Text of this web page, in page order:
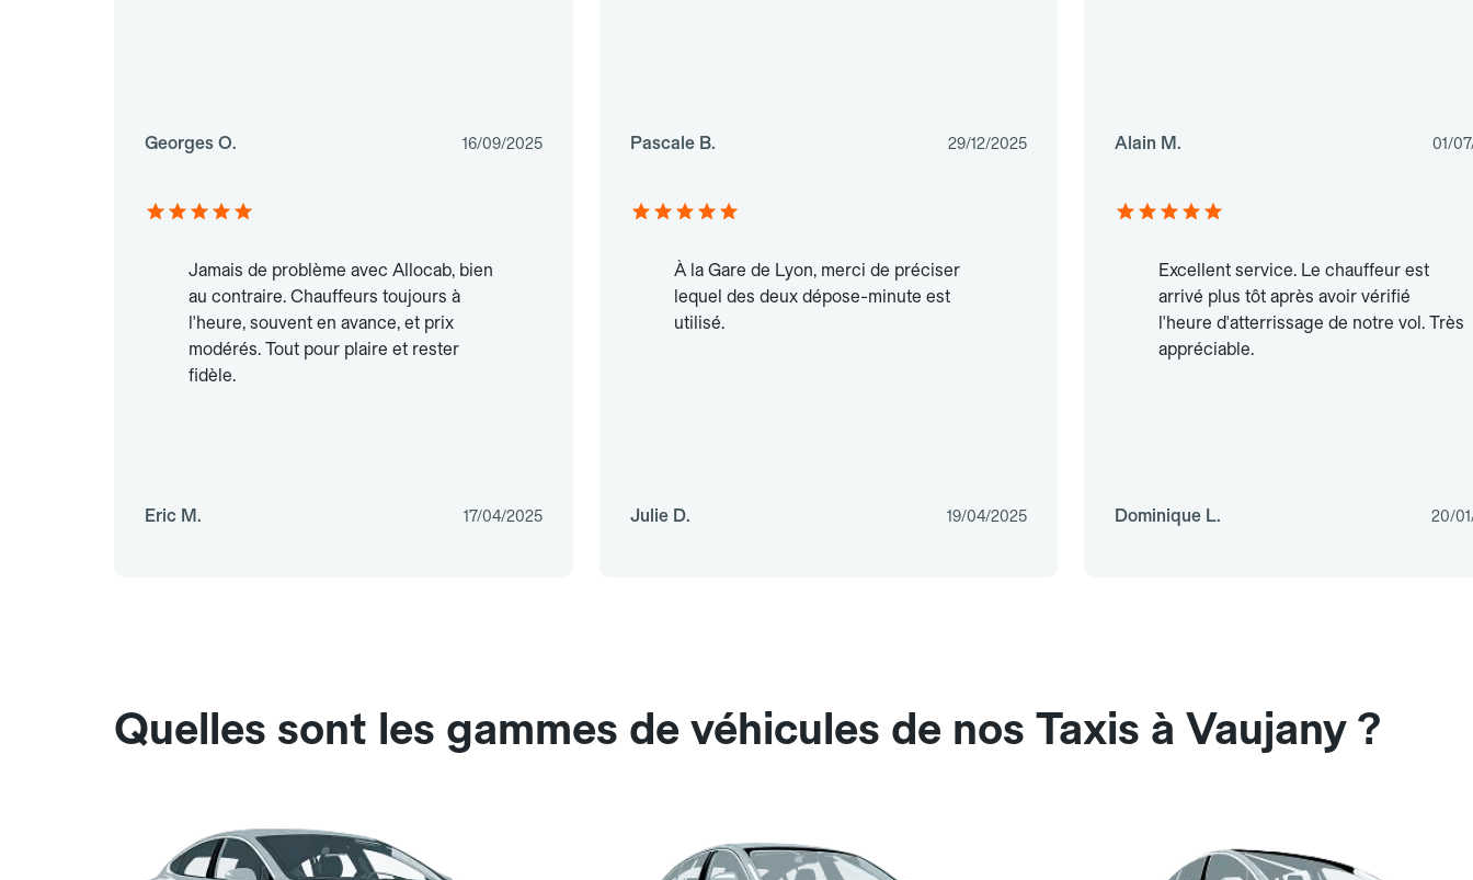
Georges O. 16/09/2025 Pascale B. 29/12/2025 Alain M. 01/
Jamais de problème avec Allocab, bien
au contraire. Chauffeurs toujours à
l'heure, souvent en avance, et prix
modérés. Tout pour plaire et rester
fidèle.
Eric M. 17/04/2025
À la Gare de Lyon, merci de préciser
lequel des deux dépose-minute est
utilisé.
Julie D. 19/04/2025
Excellent service. Le chauffeur est
arrivé plus tôt après avoir vérifié
l'heure d'atterrissage de notre vol. Très
appréciable.
Dominique L. 20/
Quelles sont les gammes de véhicules de nos Taxis à Vaujany ?